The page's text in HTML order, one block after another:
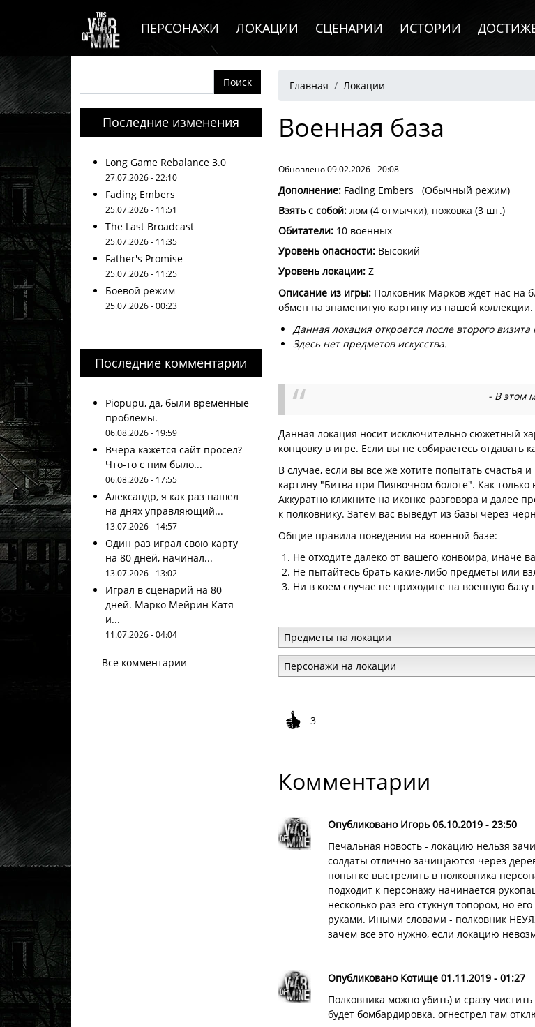
Основная навигация
ПЕРСОНАЖИ ЛОКАЦИИ СЦЕНАРИИ ИСТОРИИ
Последние изменения
Long Game Rebalance 3.0
27.07.2026 - 22:10
Fading Embers
25.07.2026 - 11:51
The Last Broadcast
25.07.2026 - 11:35
Father's Promise
25.07.2026 - 11:25
Боевой режим
25.07.2026 - 00:23
Последние комментарии
Piopupu, да, были временные
проблемы.
06.08.2026 - 19:59
Вчера кажется сайт просел?
Что-то с ним было...
06.08.2026 - 17:55
Александр, я как раз нашел
на днях управляющий...
13.07.2026 - 14:57
Один раз играл свою карту
на 80 дней, начинал...
13.07.2026 - 13:02
Играл в сценарий на 80
дней. Марко Мейрин Катя
и...
11.07.2026 - 04:04
Все комментарии
Строка навигации
Главная Локации
Военная база
Обновлено 09.02.2026 - 20:08
Дополнение: Fading Embers
(Обычный режим)
Взять с собой: лом (4 отмычки), ножовка (3 шт.)
Обитатели: 10 военных
Уровень опасности: Высокий
Уровень локации: Z
Описание из игры: Полковник Марков ждет нас на
обмен на знаменитую картину из нашей
Данная локация откроется после второго
Здесь нет предметов искусства.
- В этом
Данная локация носит исключительно сюжетный
концовку в игре. Если вы не собираетесь отдавать
В случае, если вы все же хотите попытать счастья
картину "Битва при Пиявочном болоте". Как
Аккуратно кликните на иконке разговора и далее
к полковнику. Затем вас выведут из базы через
Общие правила поведения на военной базе:
Не отходите далеко от вашего конвоира, иначе
Не пытайтесь брать какие-либо предметы или
Ни в коем случае не приходите на военную базу
Предметы на локации
Персонажи на локации
3
Комментарии
Опубликовано Игорь 06.10.2019 - 23:50
Печальная новость - локацию нельзя
солдаты отлично зачищаются через
попытке выстрелить в полковника
подходит к персонажу начинается
несколько раз его стукнул топором, но
руками. Иными словами - полковник
зачем все это нужно, если локацию
Опубликовано Котище 01.11.2019 - 01:27
Полковника можно убить) и сразу
будет бомбардировка. огнестрел там